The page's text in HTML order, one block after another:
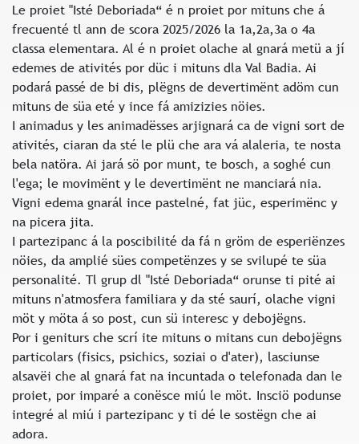
Le proiet "Isté Deboriada“ é n proiet por mituns che á
frecuenté tl ann de scora 2025/2026 la 1a,2a,3a o 4a
classa elementara. Al é n proiet olache al gnará metü a jí
edemes de ativités por düc i mituns dla Val Badia. Ai
podará passé de bi dis, plëgns de devertimënt adöm cun
mituns de süa eté y ince fá amizizies nöies.
I animadus y les animadësses arjignará ca de vigni sort de
ativités, ciaran da sté le plü che ara vá alaleria, te nosta
bela natöra. Ai jará sö por munt, te bosch, a soghé cun
l'ega; le movimënt y le devertimënt ne manciará nia.
Vigni edema gnarál ince pastelné, fat jüc, esperimënc y
na picera jita.
I partezipanc á la poscibilité da fá n gröm de esperiënzes
nöies, da amplié sües competënzes y se svilupé te süa
personalité. Tl grup dl "Isté Deboriada“ orunse ti pité ai
mituns n'atmosfera familiara y da sté saurí, olache vigni
möt y möta á so post, cun sü interesc y debojëgns.
Por i geniturs che scrí ite mituns o mitans cun debojëgns
particolars (fisics, psichics, soziai o d'ater), lasciunse
alsavëi che al gnará fat na incuntada o telefonada dan le
proiet, por imparé a conësce miú le möt. Insciö podunse
integré al miú i partezipanc y ti dé le sostëgn che ai
adora.